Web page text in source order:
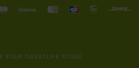
YOUR GREATLIFE STORE